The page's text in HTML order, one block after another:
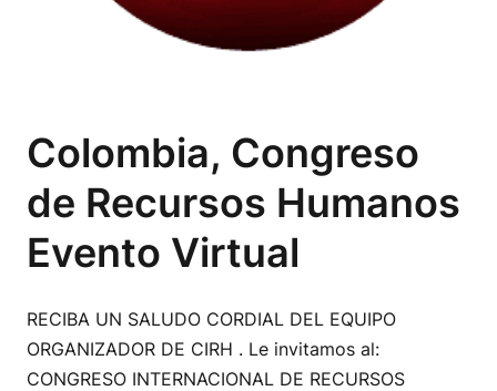
Colombia, Congreso
de Recursos Humanos
Evento Virtual
RECIBA UN SALUDO CORDIAL DEL EQUIPO
ORGANIZADOR DE CIRH . Le invitamos al:
CONGRESO INTERNACIONAL DE RECURSOS